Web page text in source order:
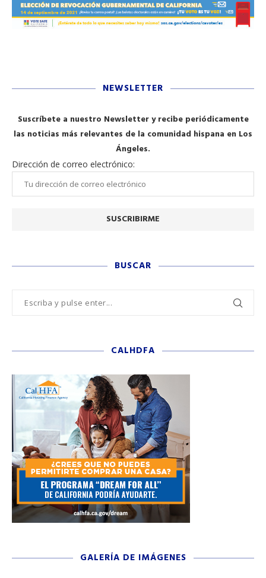
NEWSLETTER
Suscríbete a nuestro Newsletter y recibe periódicamente
las noticias más relevantes de la comunidad hispana en Los
Ángeles.
Dirección de correo electrónico:
BUSCAR
CALHDFA
GALERÍA DE IMÁGENES